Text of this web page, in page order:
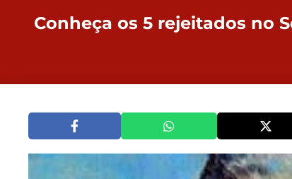
Conheça os 5 rejeitados no